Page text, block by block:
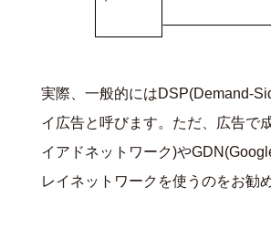
実際、一般的にはDSP(Demand-
イ広告と呼びます。ただ、広告で
イアドネットワーク)や
レイネットワークを使うのをお勧